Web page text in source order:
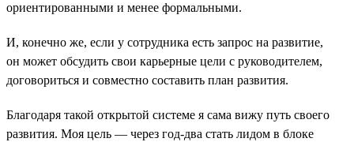
ориентированными и менее формальными.
И, конечно же, если у сотрудника есть запрос на развитие,
он может обсудить свои карьерные цели с руководителем,
договориться и совместно составить план развития.
Благодаря такой открытой системе я сама вижу путь своего
развития. Моя цель — через год-два стать лидом в блоке